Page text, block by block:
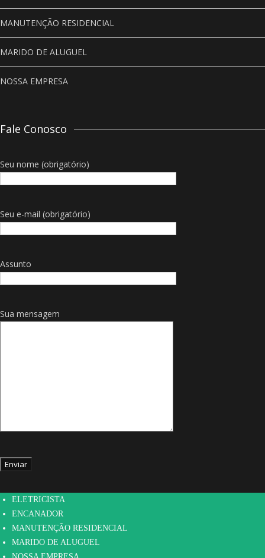
MANUTENÇÃO RESIDENCIAL
MARIDO DE ALUGUEL
NOSSA EMPRESA
Fale Conosco
Seu nome (obrigatório)
Seu e-mail (obrigatório)
Assunto
Sua mensagem
HOME
ELETRICISTA
ENCANADOR
MANUTENÇÃO RESIDENCIAL
MARIDO DE ALUGUEL